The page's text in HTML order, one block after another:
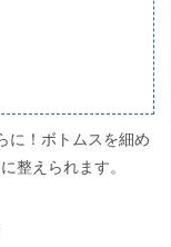
に！ボトムスを細め
整えられます。